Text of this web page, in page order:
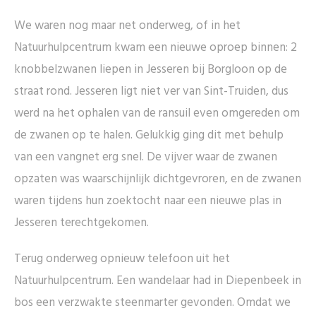
We waren nog maar net onderweg, of in het
Natuurhulpcentrum kwam een nieuwe oproep binnen: 2
knobbelzwanen liepen in Jesseren bij Borgloon op de
straat rond. Jesseren ligt niet ver van Sint-Truiden, dus
werd na het ophalen van de ransuil even omgereden om
de zwanen op te halen. Gelukkig ging dit met behulp
van een vangnet erg snel. De vijver waar de zwanen
opzaten was waarschijnlijk dichtgevroren, en de zwanen
waren tijdens hun zoektocht naar een nieuwe plas in
Jesseren terechtgekomen.
Terug onderweg opnieuw telefoon uit het
Natuurhulpcentrum. Een wandelaar had in Diepenbeek in
bos een verzwakte steenmarter gevonden. Omdat we